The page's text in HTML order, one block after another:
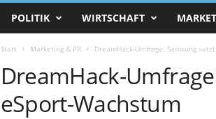
POLITIK WIRTSCHAFT
Start Marketing & PR DreamHack-Umfrage: Samsung
DreamHack-
eSport-Wachstum